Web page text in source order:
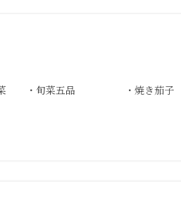
込） 前菜 ・旬菜五品 ・焼